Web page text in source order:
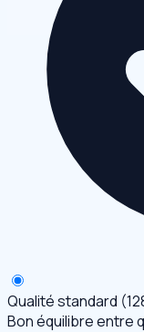
Qualité standard
Bon équilibre entre